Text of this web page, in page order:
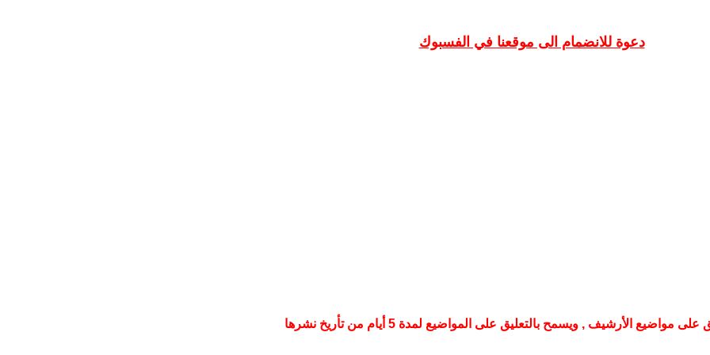
دعوة للانضمام الى موقعنا في الفسبوك
مواضيع الأرشيف , ويسمح بالتعليق على المواضيع لمدة 5 أيام من تأريخ نشرها